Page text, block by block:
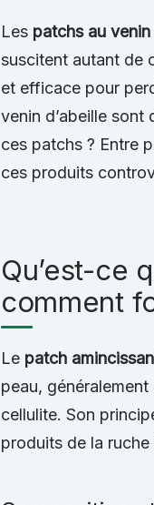
Les patchs au
suscitent autant de
et efficace pour
venin d’abeille sont
ces patchs ? Entre
ces produits
Qu’est-ce
comment
Le patch
peau,
cellulite. Son
produits de la